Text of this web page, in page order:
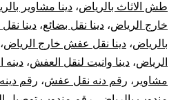
طش الاثاث بالرياض، دينا مشاوير
خارج الرياض، دينا نقل بضائع، دينا
بالرياض، دينا نقل عفش خارج الرياض،
الرياض، دينا وانيت لنقل العفش، دينه
مشاوير ، رقم دنه نقل عفش، رقم دينه